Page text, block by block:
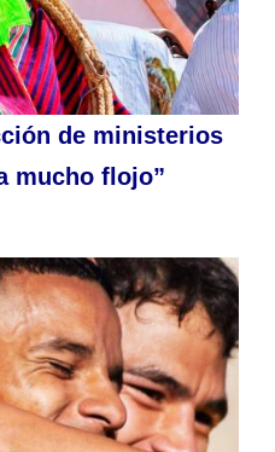
de ministerios
mucho flojo”